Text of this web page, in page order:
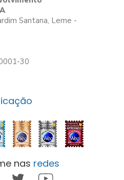
Santana, Leme -
30
nas redes